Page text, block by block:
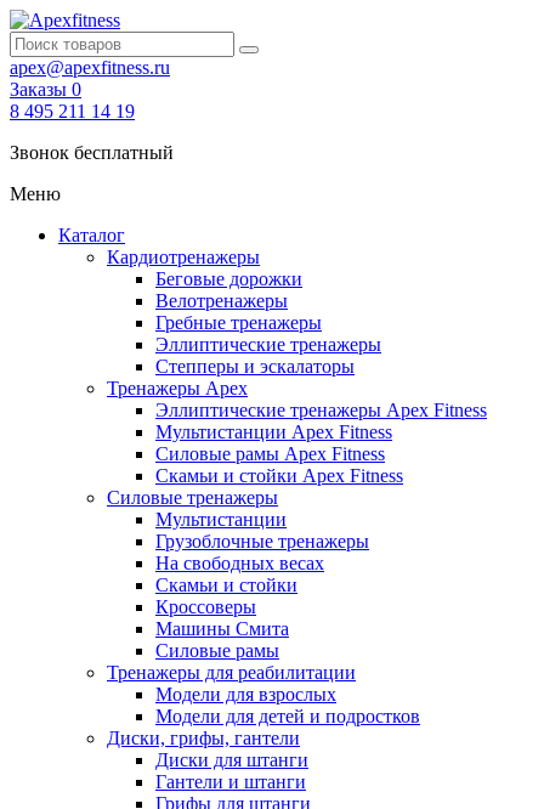
apex@apexfitness.ru
Заказы 0
8 495 211 14 19
Звонок бесплатный
Меню
Каталог
Кардиотренажеры
Беговые дорожки
Велотренажеры
Гребные тренажеры
Эллиптические тренажеры
Степперы и эскалаторы
Тренажеры Apex
Эллиптические тренажеры Apex Fitness
Мультистанции Apex Fitness
Силовые рамы Apex Fitness
Скамьи и стойки Apex Fitness
Силовые тренажеры
Мультистанции
Грузоблочные тренажеры
На свободных весах
Скамьи и стойки
Кроссоверы
Машины Смита
Силовые рамы
Тренажеры для реабилитации
Модели для взрослых
Модели для детей и подростков
Диски, грифы, гантели
Диски для штанги
Гантели и штанги
Грифы для штанги